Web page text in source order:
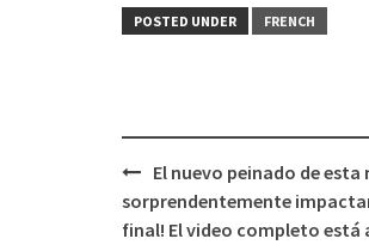
POSTED UNDER FRENCH
Post
navigation
El nuevo peinado de esta
sorprendentemente
final! El video completo está